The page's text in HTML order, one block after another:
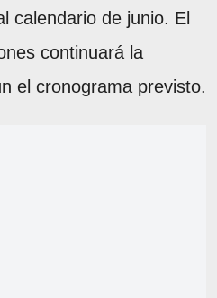
calendario de junio. El
continuará la
el cronograma previsto.